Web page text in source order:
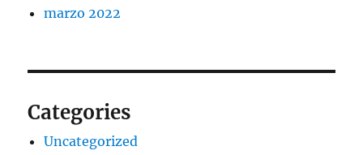
marzo 2022
Categories
Uncategorized